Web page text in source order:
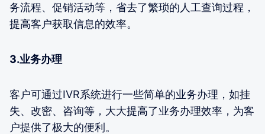
务流程、促销活动等，省去了繁琐的人工查询过程，
提高客户获取信息的效率。
3.业务办理
客户可通过IVR系统进行一些简单的业务办理，如挂
失、改密、咨询等，大大提高了业务办理效率，为客
户提供了极大的便利。